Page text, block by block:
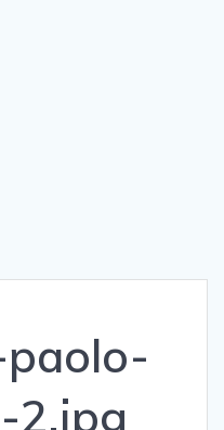
2.jpg